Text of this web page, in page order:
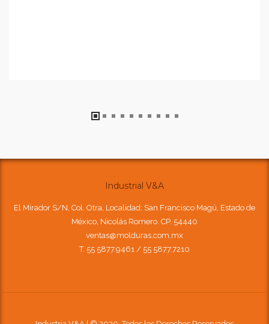
Industrial V&A
El Mirador S/N, Col. Otra, Localidad: San Francisco Magú, Estado de
México, Nicolás Romero. CP. 54440
ventas@molduras.com.mx
T. 55 5877.9461 / 55 5877.7210